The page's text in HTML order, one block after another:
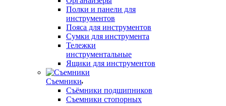
Полки и панели для
инструментов
Пояса для инструментов
Сумки для инструмента
Тележки
инструментальные
Ящики для инструментов
Съемники
Съёмники подшипников
Съемники стопорных